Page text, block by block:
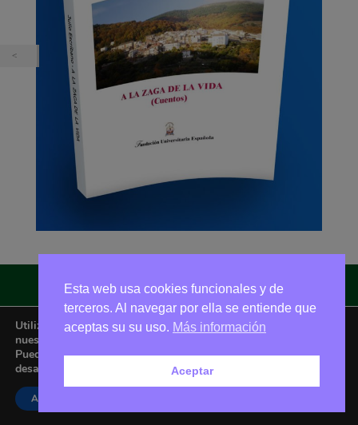
Asociación Amigos de La Adrada © 2026 - Email:
amigoslaadrada@gmail.com
Utilizamos cookies para ofrecerte la mejor experiencia en
nuestra web.
Puedes aprender más sobre qué cookies utilizamos o
desactivarlas en los
Aceptar
Esta web usa cookies funcionales y de
terceros. Al navegar por ella se entiende que
aceptas su su uso. Más información
Aceptar